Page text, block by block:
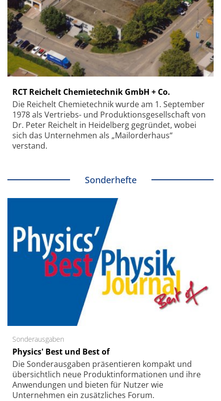
RCT Reichelt Chemietechnik GmbH + Co.
Die Reichelt Chemietechnik wurde am 1. September
1978 als Vertriebs- und Produktionsgesellschaft von
Dr. Peter Reichelt in Heidelberg gegründet, wobei
sich das Unternehmen als „Mailorderhaus“
verstand.
Sonderhefte
Sonderausgaben
Physics' Best und Best of
Die Sonder­ausgaben präsentieren kompakt und
übersichtlich neue Produkt­informationen und ihre
Anwendungen und bieten für Nutzer wie
Unternehmen ein zusätzliches Forum.